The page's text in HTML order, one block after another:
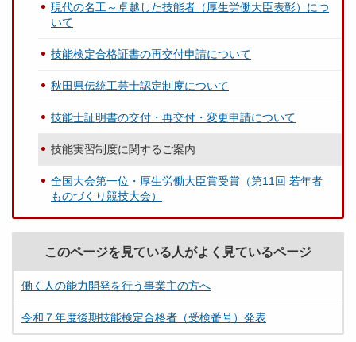
現代の名工～卓越した技能者（厚生労働大臣表彰）につ
いて
技能検定合格証書の再交付申請について
秋田県伝統工芸士認定制度について
技能士証明書の交付・再交付・変更申請について
技能実習制度に関するご案内
全国大会第一位・厚生労働大臣賞受賞（第11回 若年者
ものづくり競技大会）
このページを見ている人がよく見ているページ
働く人の能力開発を行う事業主の方へ
令和７年度後期技能検定合格者（受検番号）発表